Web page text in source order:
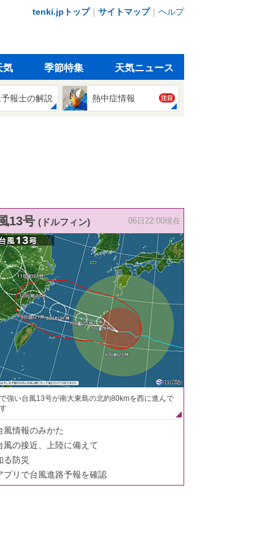
tenki.jpトップ｜ サイトマップ｜ ヘルプ
気 季節特集 天気ニュース
報士の解説 熱中症情報 注目
13号 (ドルフィン) 06日22:00現在
強い台風13号が南大東島の北約80kmを西に進んで
風情報のみかた
風の接近、上陸に備えて
る防災
プリで台風進路予報を確認